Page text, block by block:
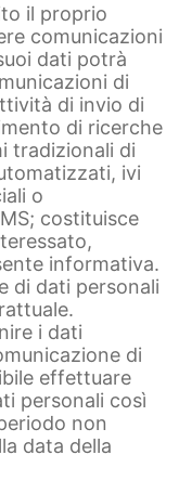
il proprio
comunicazioni
dati potrà
di
di invio di
di ricerche
tradizionali di
ivi
o
costituisce
informativa.
di dati personali
i dati
di
effettuare
personali così
non
data della